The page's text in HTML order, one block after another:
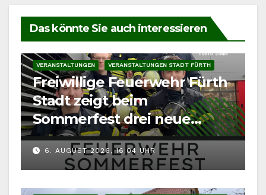
Das könnte Sie auch interessieren
VERANSTALTUNGEN VERANSTALTUNGEN STADT FÜRTH
Freiwillige Feuerwehr Fürth
Stadt zeigt beim
Sommerfest drei neue
Fahrzeuge
6. AUGUST 2026, 16:04 UHR